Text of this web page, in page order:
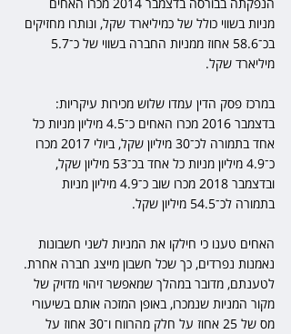
הנפקתה בבורסה בדצמבר 2014 מכרו האחים
מניות בשווי כולל של כמיליארד שקל, ונותרו מחזיקים
מיליארד שקל.
במרכז פסק הדין עמדו שלוש מכירות עיקריות:
בדצמבר 2016 מכרו האחים כ־4.5 מיליון מניות כל
אחד בתמורה לכ־30 מיליון שקל, ביולי 2017 מכרו
כ־4.9 מיליון מניות כל אחד בכ־53 מיליון שקל,
ובדצמבר 2018 מכרו שוב כ־4.9 מיליון מניות
בתמורה לכ־54.5 מיליון שקל.
האחים טענו כי חילקו את המניות לשני חשבונות
נאמנות נפרדים, כך שכל חשבון מייצג חברה אחרת.
לטענתם, מדובר במהלך שמאפשר זיהוי מדויק של
מקור המניות שנמכרו, באופן המזכה אותם בשיעורי
מס של 25 אחוז על חלק מהרווח ו־30 אחוז על